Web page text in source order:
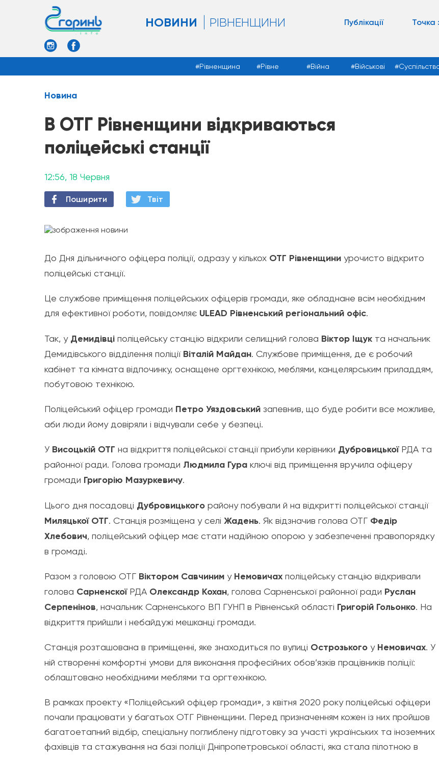
НОВИНИ РІВНЕНЩИНИ Публікації Точка
Рівненщина Рівне Війна Військові
Новина
В ОТГ Рівненщини відкриваються
поліцейські станції
12:56, 18 Червня
Поширити Твiт
До Дня дільничного офіцера поліції, одразу у кількох ОТГ Рівненщини урочисто відкрито
поліцейські станції.
Це службове приміщення поліцейських офіцерів громади, яке обладнане всім необхідним
для ефективної роботи, повідомляє ULEAD Рівненський регіональний офіс.
Так, у Демидівці поліцейську станцію відкрили селищний голова Віктор Іщук та начальник
Демидівського відділення поліції Віталій Майдан. Службове приміщення, де є робочий
кабінет та кімната відпочинку, оснащене оргтехнікою, меблями, канцелярським приладдям,
побутовою технікою.
Поліцейський офіцер громади Петро Уяздовський запевнив, що буде робити все можливе,
аби люди йому довіряли і відчували себе у безпеці.
У Висоцькій ОТГ на відкриття поліцейської станції прибули керівники ДубровицькоїРДА та
районної ради. Голова громади Людмила Гура ключі від приміщення вручила офіцеру
громади Григорію Мазуркевичу.
Цього дня посадовці Дубровицького району побували й на відкритті поліцейської станції
Миляцької ОТГ. Станція розміщена у селі Жадень. Як відзначив голова ОТГ Федір
Хлебович, поліцейський офіцер має стати надійною опорою у забезпеченні правопорядку
в громаді.
Разом з головою ОТГ Віктором Савчиним у Немовичах поліцейську станцію відкривали
голова СарненскоїРДА Олександр Кохан, голова Сарненської районної ради Руслан
Серпенінов, начальник Сарненського ВП ГУНП в Рівненськй області Григорій Гольонко. На
відкриття прийшли і небайдужі мешканці громади.
Станція розташована в приміщенні, яке знаходиться по вулиці Острозького у Немовичах. У
ній створенні комфортні умови для виконання професійних обов’язків працівників поліції:
облаштовано необхідними меблями та оргтехнікою.
В рамках проекту «Поліцейський офіцер громади», з квітня 2020 року поліцейські офіцери
почали працювати у багатьох ОТГ Рівненщини. Перед призначенням кожен із них пройшов
багатоетапний відбір, спеціальну поглиблену підготовку за участі українських та іноземних
фахівців та стажування на базі поліції Дніпропетровської області, яка стала пілотною в